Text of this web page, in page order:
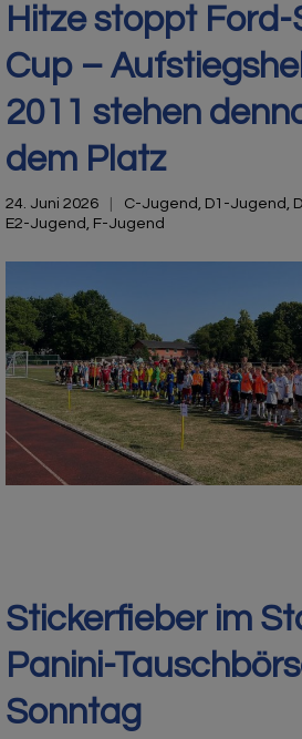
Hitze stoppt
Cup –
2011 stehen
dem Platz
24. Juni 2026 C-Jugend , D1-Jugend ,
E2-Jugend , F-Jugend
Stickerfieber im
Panini-
Sonntag